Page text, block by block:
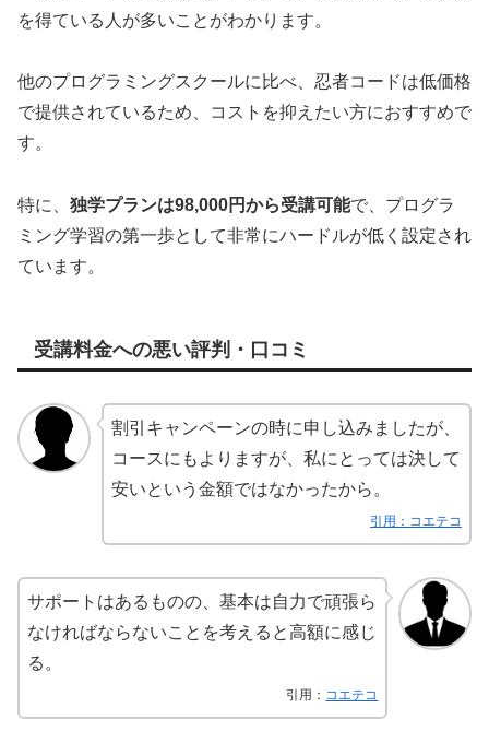
を得ている人が多いことがわかります。
他のプログラミングスクールに比べ、忍者コードは低価格
で提供されているため、コストを抑えたい方におすすめで
す。
特に、 独学プランは98,000円から受講可能で、プログラ
ミング学習の第一歩として非常にハードルが低く設定され
ています。
受講料金への悪い評判・口コミ
割引キャンペーンの時に申し込みましたが、
コースにもよりますが、私にとっては決して
安いという金額ではなかったから。
引用：コエテコ
サポートはあるものの、基本は自力で頑張ら
なければならないことを考えると高額に感じ
る。
引用： コエテコ